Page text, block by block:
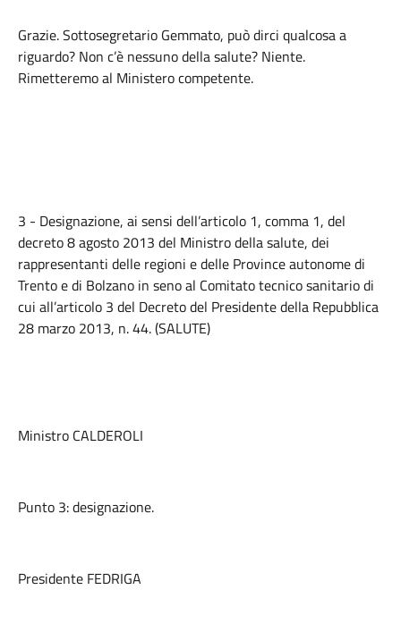
Grazie. Sottosegretario Gemmato, può dirci qualcosa a
riguardo? Non c’è nessuno della salute? Niente.
Rimetteremo al Ministero competente.
3 - Designazione, ai sensi dell’articolo 1, comma 1, del
decreto 8 agosto 2013 del Ministro della salute, dei
rappresentanti delle regioni e delle Province autonome di
Trento e di Bolzano in seno al Comitato tecnico sanitario di
cui all’articolo 3 del Decreto del Presidente della Repubblica
28 marzo 2013, n. 44. (SALUTE)
Ministro CALDEROLI
Punto 3: designazione.
Presidente FEDRIGA